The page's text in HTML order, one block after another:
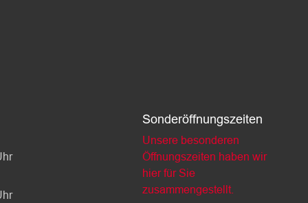
Sonderöffnungszeiten
Unsere besonderen
Öffnungszeiten haben wir
hier für Sie
zusammengestellt.